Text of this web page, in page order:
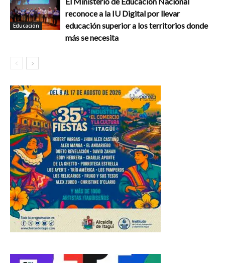
Educación
reconoce a la IU Digital por llevar
educación superior a los territorios donde
más se necesita